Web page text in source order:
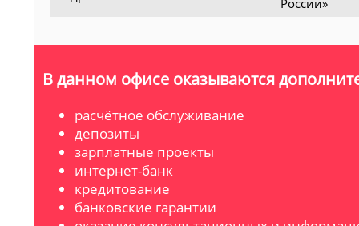
В данном офисе оказываются
расчётное обслуживание
депозиты
зарплатные проекты
интернет-банк
кредитование
банковские гарантии